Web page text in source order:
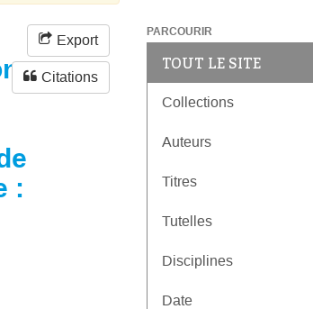
:
Export
Citations
PARCOURIR
TOUT LE SITE
Collections
Auteurs
Titres
Tutelles
Disciplines
Date